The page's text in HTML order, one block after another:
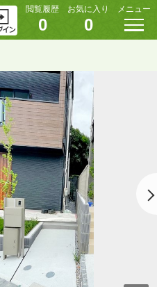
閲覧履歴
0
お気に入り
0
メニュー